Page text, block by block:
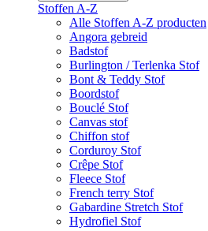
Stoffen A-Z
Alle Stoffen A-Z producten
Angora gebreid
Badstof
Burlington / Terlenka Stof
Bont & Teddy Stof
Boordstof
Bouclé Stof
Canvas stof
Chiffon stof
Corduroy Stof
Crêpe Stof
Fleece Stof
French terry Stof
Gabardine Stretch Stof
Hydrofiel Stof